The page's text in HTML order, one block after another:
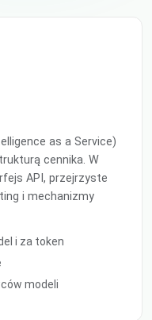
as a Service)
cennika. W
API, przejrzyste
i mechanizmy
i za token
modeli